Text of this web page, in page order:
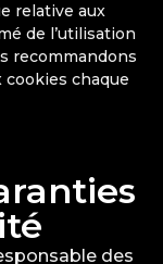
relative aux
de l’utilisation
recommandons
chaque
des